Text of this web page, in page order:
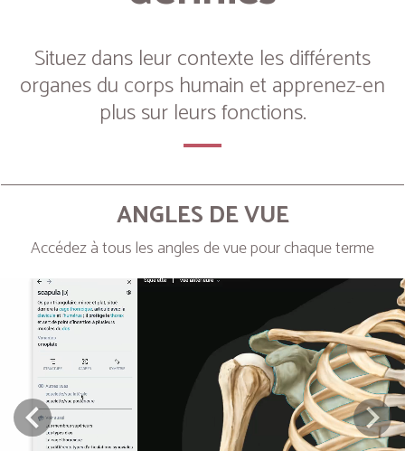
Situez dans leur contexte les différents
organes du corps humain et apprenez-en
plus sur leurs fonctions.
ANGLES DE VUE
Accédez à tous les angles de vue pour chaque terme